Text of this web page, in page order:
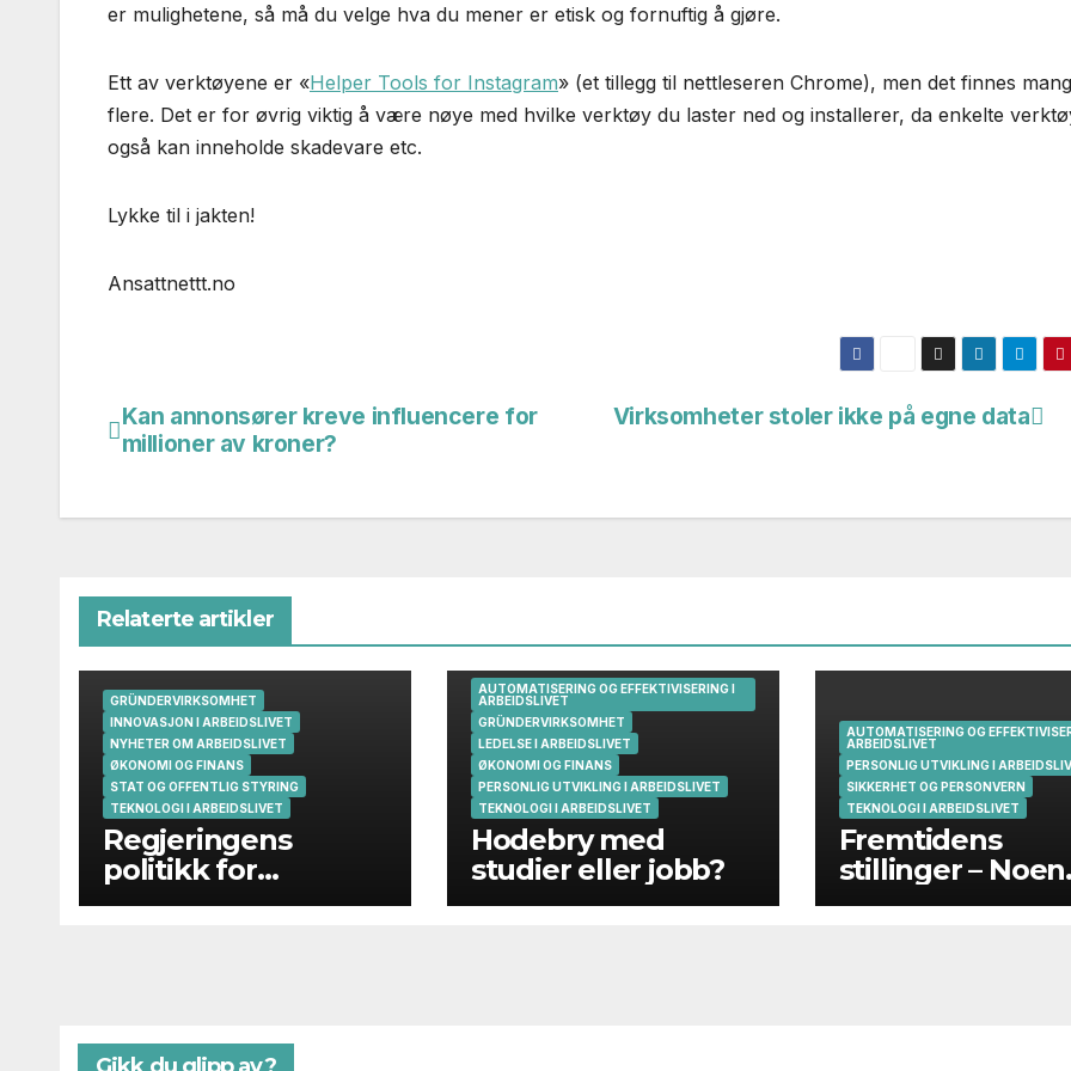
er mulighetene, så må du velge hva du mener er etisk og fornuftig å gjøre.
Ett av verktøyene er «Helper Tools for Instagram» (et tillegg til nettleseren Chrome), men det finnes
flere. Det er for øvrig viktig å være nøye med hvilke verktøy du laster ned og installerer, da enkelte
også kan inneholde skadevare etc.
Lykke til i jakten!
Ansattnettt.no
Innleggsnavigasjon Virksomheter stoler ikke på egne data
Kan annonsører kreve influencere for
millioner av kroner?
Relaterte artikler
GRÜNDERVIRKSOMHET
INNOVASJON I ARBEIDSLIVET
NYHETER OM ARBEIDSLIVET
ØKONOMI OG FINANS
STAT OG OFFENTLIG STYRING
TEKNOLOGI I ARBEIDSLIVET
Regjeringens
politikk for
gründere og
AUTOMATISERING OG EFFEKTIVISERING I
ARBEIDSLIVET
GRÜNDERVIRKSOMHET
LEDELSE I ARBEIDSLIVET
ØKONOMI OG FINANS
PERSONLIG UTVIKLING I ARBEIDSLIVET
TEKNOLOGI I ARBEIDSLIVET
Hodebry med
studier eller jobb?
AUTOMATISERING OG
ARBEIDSLIVET
PERSONLIG UTVIKLING I
SIKKERHET OG PERSONVERN
TEKNOLOGI I ARBEIDSLIVET
Fremtidens
stillinger – Noen
eksempler